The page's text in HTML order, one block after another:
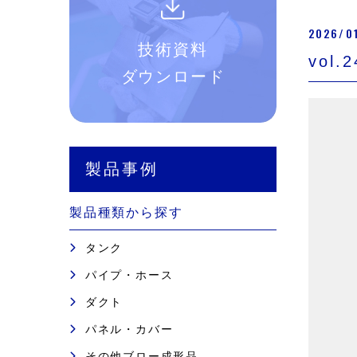
技術資料
ダウンロード
製品事例
製品種類から探す
タンク
パイプ・ホース
ダクト
パネル・カバー
2026/